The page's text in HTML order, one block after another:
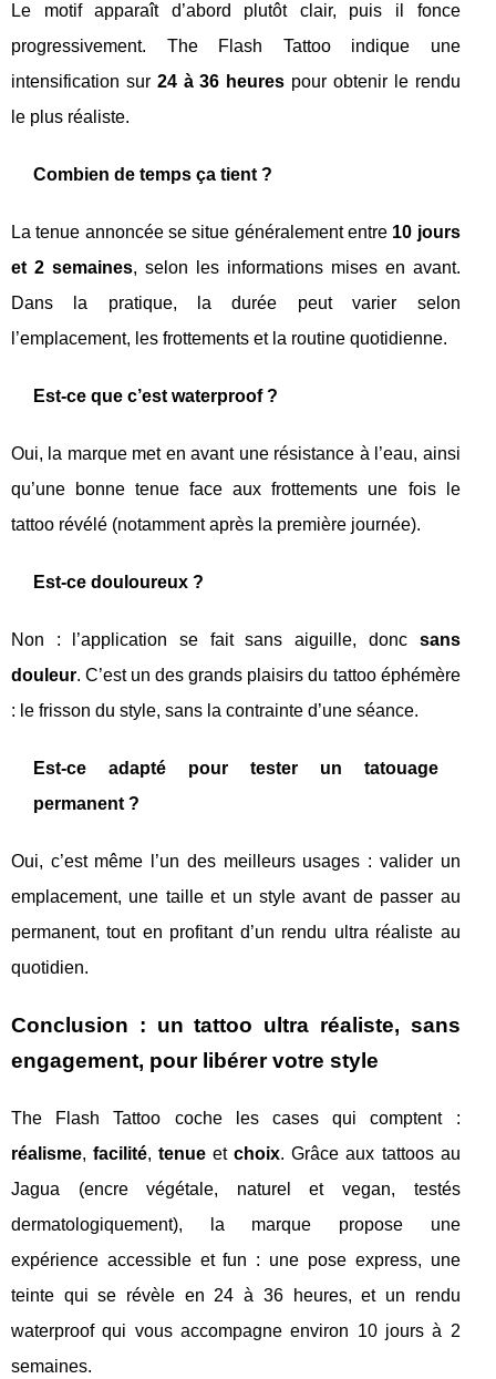
Le motif apparaît d’abord plutôt clair, puis il fonce
progressivement. The Flash Tattoo indique une
intensification sur 24 à 36 heures pour obtenir le rendu
le plus réaliste.
Combien de temps ça tient ?
La tenue annoncée se situe généralement entre 10 jours
et 2 semaines, selon les informations mises en avant.
Dans la pratique, la durée peut varier selon
l’emplacement, les frottements et la routine quotidienne.
Est-ce que c’est waterproof ?
Oui, la marque met en avant une résistance à l’eau, ainsi
qu’une bonne tenue face aux frottements une fois le
tattoo révélé (notamment après la première journée).
Est-ce douloureux ?
Non : l’application se fait sans aiguille, donc sans
douleur. C’est un des grands plaisirs du tattoo éphémère
: le frisson du style, sans la contrainte d’une séance.
Est-ce adapté pour tester un tatouage
permanent ?
Oui, c’est même l’un des meilleurs usages : valider un
emplacement, une taille et un style avant de passer au
permanent, tout en profitant d’un rendu ultra réaliste au
quotidien.
Conclusion : un tattoo ultra réaliste, sans
engagement, pour libérer votre style
The Flash Tattoo coche les cases qui comptent :
réalisme,facilité,tenue etchoix. Grâce aux tattoos au
Jagua (encre végétale, naturel et vegan, testés
dermatologiquement), la marque propose une
expérience accessible et fun : une pose express, une
teinte qui se révèle en 24 à 36 heures, et un rendu
waterproof qui vous accompagne environ 10 jours à 2
semaines.